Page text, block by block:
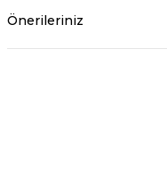
Önerileriniz